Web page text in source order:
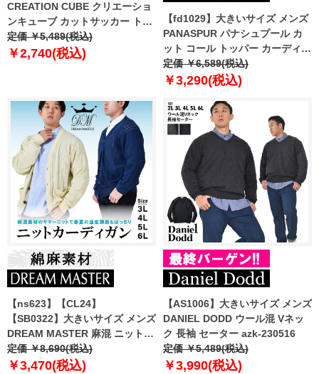
CREATION CUBE クリエーショ
ンキューブ カットサッカー トッ
パー カーディガン 軽量 ストレッ
チ 吸水速乾 接触冷感 3402-713z
定価 ￥5,489(税込)
￥2,740(税込)
【fd1029】大きいサイズ メンズ
PANASPUR パナシュプール カ
ット コール トッパー カーディガ
ン 3401-613z
定価 ￥6,589(税込)
￥3,290(税込)
【ns623】【CL24】
【SB0322】大きいサイズ メンズ
DREAM MASTER 麻混 ニット
カーディガン dm-cj240106
定価 ￥8,690(税込)
￥3,470(税込)
【AS1006】大きいサイズ メンズ
DANIEL DODD ウール混 Vネッ
ク 長袖 セーター azk-230516
定価 ￥5,489(税込)
￥3,990(税込)